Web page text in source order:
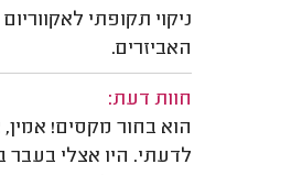
ניקוי תקופתי לאקווריום
האביזרים.
חוות דעת:
הוא בחור מקסים! אמין,
לדעתי. היו אצלי בעבר